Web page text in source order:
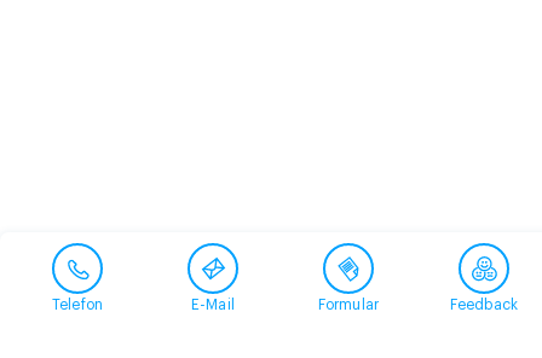
Telefon E-Mail Formular Feedback